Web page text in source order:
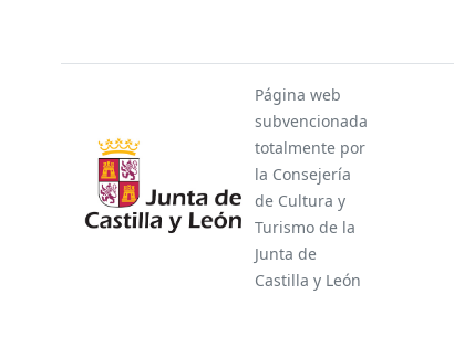
Página web
subvencionada
totalmente por
la Consejería
de Cultura y
Turismo de la
Junta de
Castilla y León